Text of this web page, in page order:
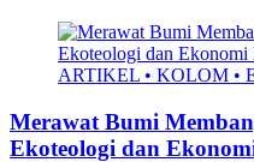
ARTIKEL • KOLOM •
Merawat Bumi
Ekoteologi dan